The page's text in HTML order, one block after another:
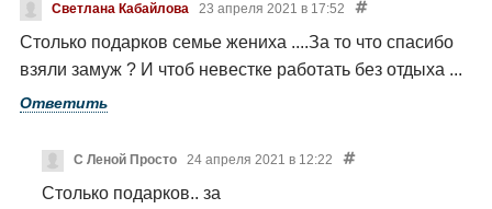
Светлана Кабайлова 23 апреля 2021 в 17:52
Столько подарков семье жениха ....За то что спасибо
взяли замуж ? И чтоб невестке работать без отдыха ...
Ответить
С Леной Просто 24 апреля 2021 в 12:22
Столько подарков.. за